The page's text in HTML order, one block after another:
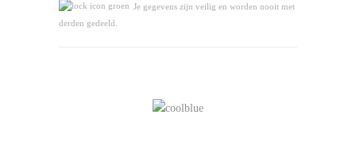
Je gegevens zijn veilig en worden nooit met
derden gedeeld.